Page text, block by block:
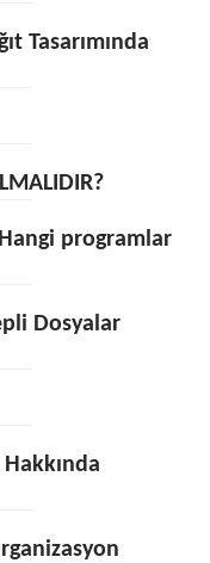
Tasarımında
Hangi programlar
Dosyalar